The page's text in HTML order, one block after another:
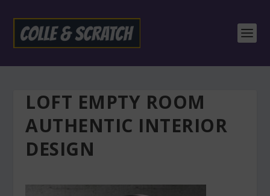
LOFT EMPTY ROOM
AUTHENTIC INTERIOR
DESIGN